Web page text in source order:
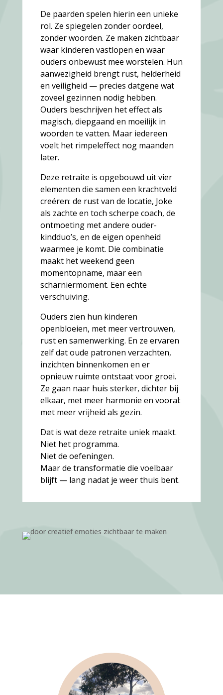
De paarden spelen hierin een unieke
rol. Ze spiegelen zonder oordeel,
zonder woorden. Ze maken zichtbaar
waar kinderen vastlopen en waar
ouders onbewust mee worstelen. Hun
aanwezigheid brengt rust, helderheid
en veiligheid — precies datgene wat
zoveel gezinnen nodig hebben.
Ouders beschrijven het effect als
magisch, diepgaand en moeilijk in
woorden te vatten. Maar iedereen
voelt het rimpel­effect nog maanden
later.
Deze retraite is opgebouwd uit vier
elementen die samen een krachtveld
creëren: de rust van de locatie, Joke
als zachte en toch scherpe coach, de
ontmoeting met andere ouder-
kindduo’s, en de eigen openheid
waarmee je komt. Die combinatie
maakt het weekend geen
momentopname, maar een
scharniermoment. Een echte
verschuiving.
Ouders zien hun kinderen
openbloeien, met meer vertrouwen,
rust en samenwerking. En ze ervaren
zelf dat oude patronen verzachten,
inzichten binnenkomen en er
opnieuw ruimte ontstaat voor groei.
Ze gaan naar huis sterker, dichter bij
elkaar, met meer harmonie en vooral:
met meer vrijheid als gezin.
Dat is wat deze retraite uniek maakt.
Niet het programma.
Niet de oefeningen.
Maar de transformatie die voelbaar
blijft — lang nadat je weer thuis bent.